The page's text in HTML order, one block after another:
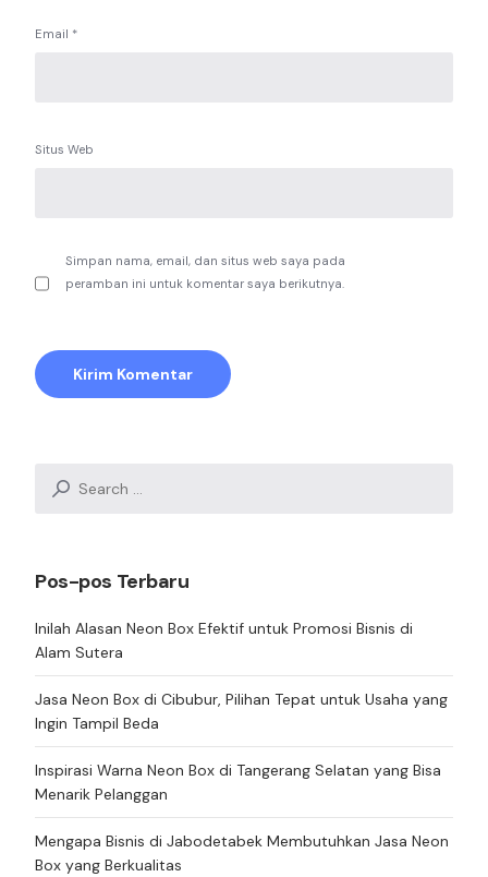
Email *
Situs Web
Simpan nama, email, dan situs web saya pada
peramban ini untuk komentar saya berikutnya.
Search
Pos-pos Terbaru
Inilah Alasan Neon Box Efektif untuk Promosi Bisnis di
Alam Sutera
Jasa Neon Box di Cibubur, Pilihan Tepat untuk Usaha yang
Ingin Tampil Beda
Inspirasi Warna Neon Box di Tangerang Selatan yang Bisa
Menarik Pelanggan
Mengapa Bisnis di Jabodetabek Membutuhkan Jasa Neon
Box yang Berkualitas